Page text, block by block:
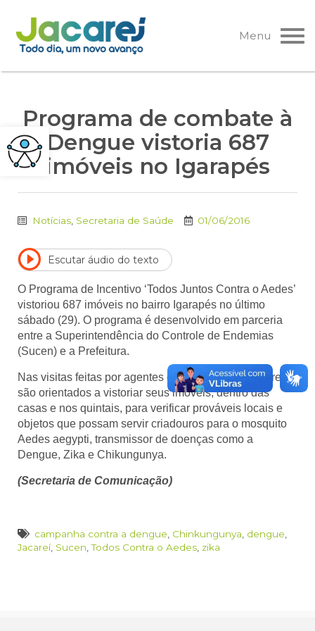
Pular
para
o
Menu
Programa de combate à
Dengue vistoria 687
imóveis no Igarapés
Notícias Secretaria de Saúde 01/06/2016
Escutar áudio do texto
O Programa de Incentivo ‘Todos Juntos Contra o Aedes’
vistoriou 687 imóveis no bairro Igarapés no último
sábado (29). O programa é desenvolvido em parceria
entre a Superintendência do Controle de Endemias
(Sucen) e a Prefeitura.
Nas visitas feitas por agentes de saúde, os moradores
são orientados a vistoriar seus imóveis, dentro das
casas e nos quintais, para verificar prováveis locais e
objetos que possam servir criadouros para o mosquito
Aedes aegypti, transmissor de doenças como a
Dengue, Zika e Chikungunya.
(Secretaria de Comunicação)
campanha contra a dengue Chinkungunya dengue
Jacareí, Sucen ,Todos Contra o Aedes zika